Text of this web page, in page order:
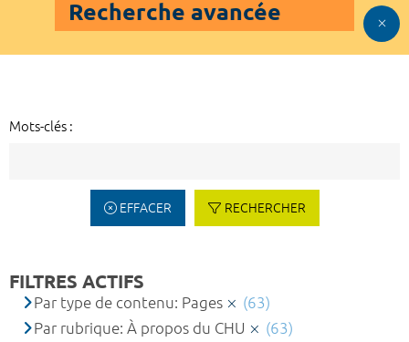
Recherche avancée
Mots-clés :
EFFACER RECHERCHER
FILTRES ACTIFS
Par type de contenu: Pages
(63)
Par rubrique: À propos du CHU
(63)